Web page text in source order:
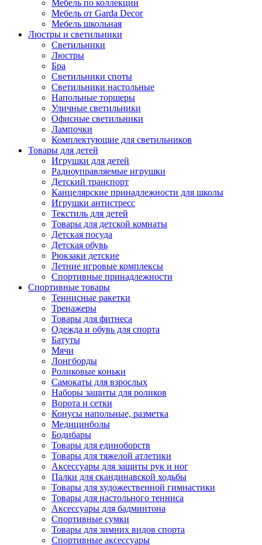
Мебель по коллекции
Мебель от Garda Decor
Мебель школьная
Люстры и светильники
Светильники
Люстры
Бра
Светильники споты
Светильники настольные
Напольные торшеры
Уличные светильники
Офисные светильники
Лампочки
Комплектующие для светильников
Товары для детей
Игрушки для детей
Радиоуправляемые игрушки
Детский транспорт
Канцелярские принадлежности для школы
Игрушки антистресс
Текстиль для детей
Товары для детской комнаты
Детская посуда
Детская обувь
Рюкзаки детские
Летние игровые комплексы
Спортивные принадлежности
Спортивные товары
Теннисные ракетки
Тренажеры
Товары для фитнеса
Одежда и обувь для спорта
Батуты
Мячи
Лонгборды
Роликовые коньки
Самокаты для взрослых
Наборы защиты для роликов
Ворота и сетки
Конусы напольные, разметка
Медицинболы
Бодибары
Товары для единоборств
Товары для тяжелой атлетики
Аксессуары для защиты рук и ног
Палки для скандинавской ходьбы
Товары для художественной гимнастики
Товары для настольного тенниса
Аксессуары для бадминтона
Спортивные сумки
Товары для зимних видов спорта
Спортивные аксессуары